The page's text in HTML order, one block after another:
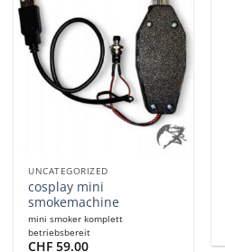
UNCATEGORIZED
cosplay mini
smokemachine
mini smoker komplett
betriebsbereit
CHF 59.00